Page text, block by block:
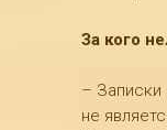
За кого
– Записки
не